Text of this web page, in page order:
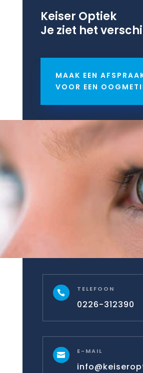
Keiser Optiek
Je ziet het
MAAK EEN
VOOR EEN
 TELEFOON
0226-312390
 E-MAIL